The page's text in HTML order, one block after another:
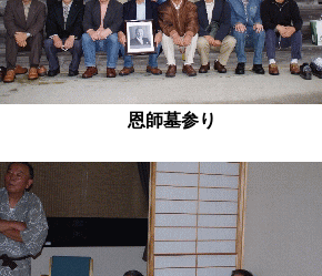
恩師墓参り